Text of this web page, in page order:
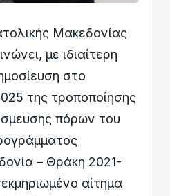
Μακεδονίας
με ιδιαίτερη
στο
της τροποποίησης
πόρων του
– Θράκη 2021-
αίτημα